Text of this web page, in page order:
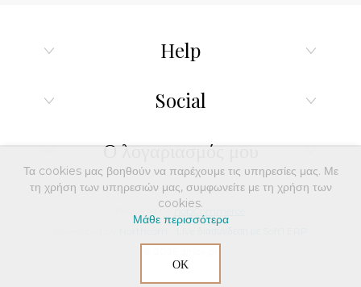
Help
Social
Ο λογαριασμός μου
Powered by nopCommerce
Τα cookies μας βοηθούν να παρέχουμε τις υπηρεσίες μας. Με
τη χρήση των υπηρεσιών μας, συμφωνείτε με τη χρήση των
cookies.
Μάθε περισσότερα
ΟΚ